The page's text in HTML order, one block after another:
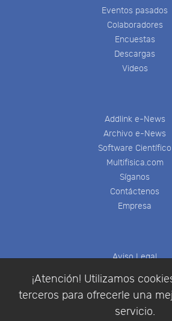
¡Atención! Utilizamos
terceros para ofrecerle una
servicio.
Eventos pasados
Colaboradores
Encuestas
Descargas
Videos
Addlink e-News
Archivo e-News
Software Científico
Multifisica.com
Síganos
Contáctenos
Empresa
Aviso Legal
Política de
Condiciones de
Identificarse